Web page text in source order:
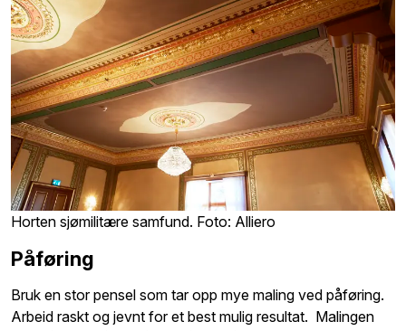
Horten sjømilitære samfund. Foto: Alliero
Påføring
Bruk en stor pensel som tar opp mye maling ved påføring.
Arbeid raskt og jevnt for et best mulig resultat. Malingen